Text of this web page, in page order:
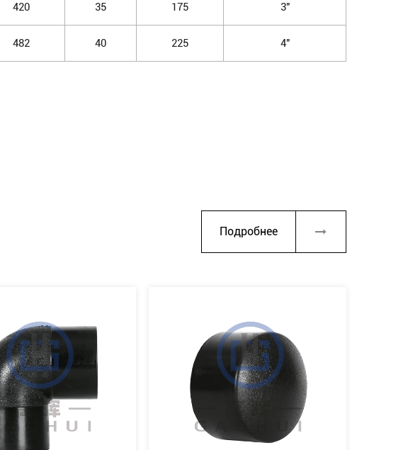
420 35 175 3"
482 40 225 4"
Подробнее